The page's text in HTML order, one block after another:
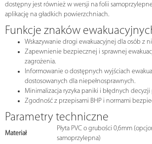
dostępny jest również w wersji na folii
aplikację na gładkich powierzchniach.
Funkcje znaków
Wskazywanie drogi ewakuacyjnej dla osób z
Zapewnienie bezpiecznej i sprawnej
zagrożenia.
Informowanie o dostępnych wyjściach
dostosowanych dla niepełnosprawnych.
Minimalizacja ryzyka paniki i błędnych decyzji
Zgodność z przepisami BHP i normami
Parametry techniczne
Materiał
Płyta PVC o grubości 0,6mm
samoprzylepna)